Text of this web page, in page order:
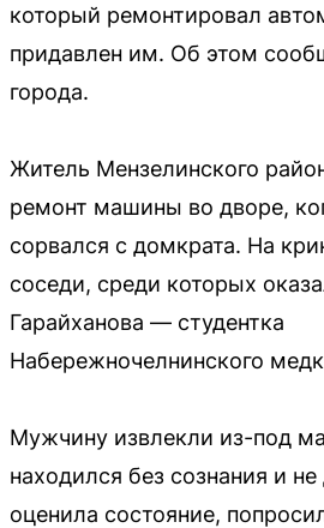
который ремонтировал
придавлен им. Об этом
города.
Житель Мензелинского
ремонт машины во дворе,
сорвался с домкрата. На
соседи, среди которых
Гарайханова — студентка
Набережночелнинского
Мужчину извлекли из-под
находился без сознания и
оценила состояние,